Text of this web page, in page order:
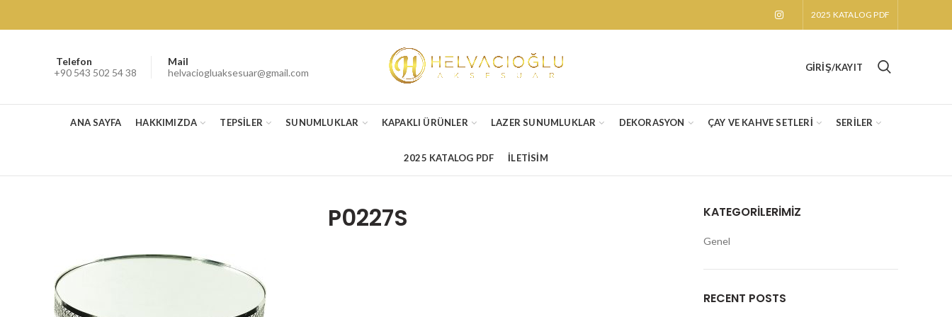
2025 KATALOG PDF
Telefon
+90 543 502 54 38
Mail
helvaciogluaksesuar@gmail.com
GIRIŞ/KAYIT
ANA SAYFA HAKKIMIZDA TEPSİLER SUNUMLUKLAR KAPAKLI ÜRÜNLER LAZER SUNUMLUKLAR DEKORASYON ÇAY VE KAHVE SETLERİ SERİLER
2025 KATALOG PDF İLETİSİM
P0227S KATEGORILERIMIZ
Genel
RECENT POSTS